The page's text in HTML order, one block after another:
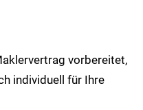
vorbereitet,
individuell für Ihre